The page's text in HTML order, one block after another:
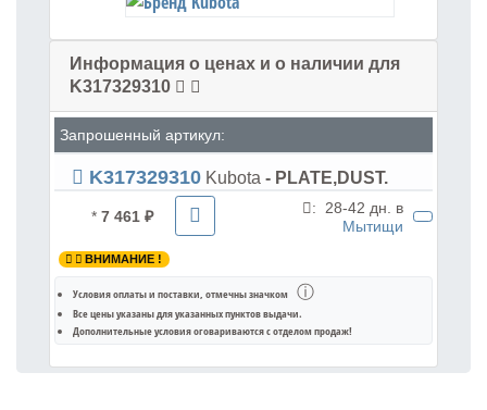
Информация о ценах и о наличии для
K317329310
Запрошенный артикул:
K317329310 Kubota - PLATE,DUST.
* 7 461 ₽ : 28-42 дн. в
Мытищи
ВНИМАНИЕ !
Условия оплаты и поставки, отмечны значком ⓘ
Все цены указаны дляуказанных пунктов выдачи.
Дополнительные условия оговариваются с отделом продаж!